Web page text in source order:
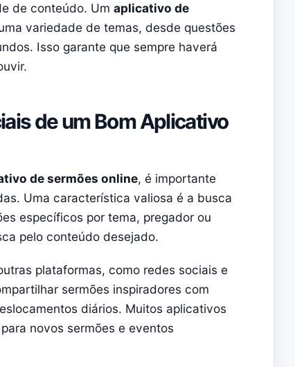
de conteúdo. Um aplicativo de
variedade de temas, desde questões
Isso garante que sempre haverá
de um Bom Aplicativo
de sermões online, é importante
Uma característica valiosa é a busca
específicos por tema, pregador ou
pelo conteúdo desejado.
plataformas, como redes sociais e
sermões inspiradores com
diários. Muitos aplicativos
novos sermões e eventos